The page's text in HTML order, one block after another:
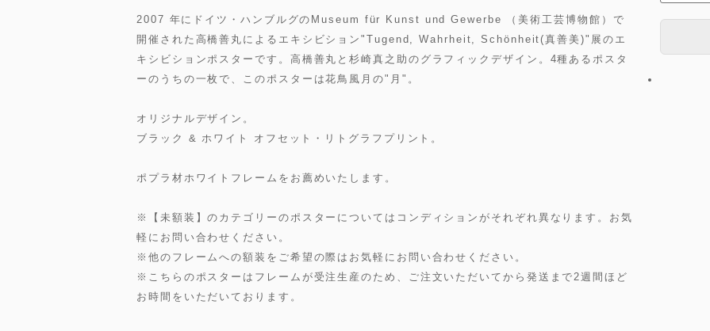
2007 年にドイツ・ハンブルグのMuseum für Kunst und Gewerbe （美術工芸博物館）で
開催された高橋善丸によるエキシビション"Tugend, Wahrheit, Schönheit(真善美)"展のエ
キシビションポスターです。高橋善丸と杉崎真之助のグラフィックデザイン。4種あるポスタ
ーのうちの一枚で、このポスターは花鳥風月の"月"。
オリジナルデザイン。
ブラック & ホワイト オフセット・リトグラフプリント。
ポプラ材ホワイトフレームをお薦めいたします。
※【未額装】のカテゴリーのポスターについてはコンディションがそれぞれ異なります。お気
軽にお問い合わせください。
※他のフレームへの額装をご希望の際はお気軽にお問い合わせください。
※こちらのポスターはフレームが受注生産のため、ご注文いただいてから発送まで2週間ほど
お時間をいただいております。